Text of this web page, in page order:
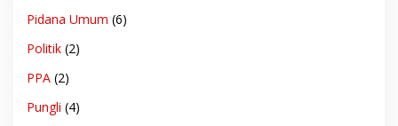
Pidana Umum (6)
Politik (2)
PPA (2)
Pungli (4)